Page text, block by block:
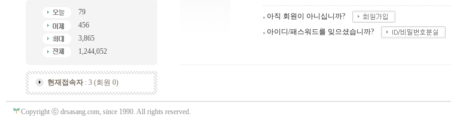
79
456
3,865
1,244,052
현재접속자: 3 (회원 0)
아직 회원이 아니십니까?
아이디/패스워드를 잊으셨습니까?
Copyright ⓒ drsasang.com, since 1990. All rights reserved.